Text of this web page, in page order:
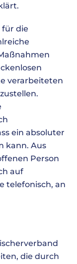
für die
verarbeiteten
ein absoluter
kann. Aus
Person
auf
telefonisch, an
die durch